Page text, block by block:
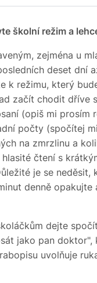
školní režim a
zejména u
deset dní
k režimu, který
začít chodit dříve
(opiš mi prosím
počty (spočítej
na zmrzlinu a
čtení s
je se neděsit,
denně opakujte
dejte
jako pan doktor",
uvolňuje